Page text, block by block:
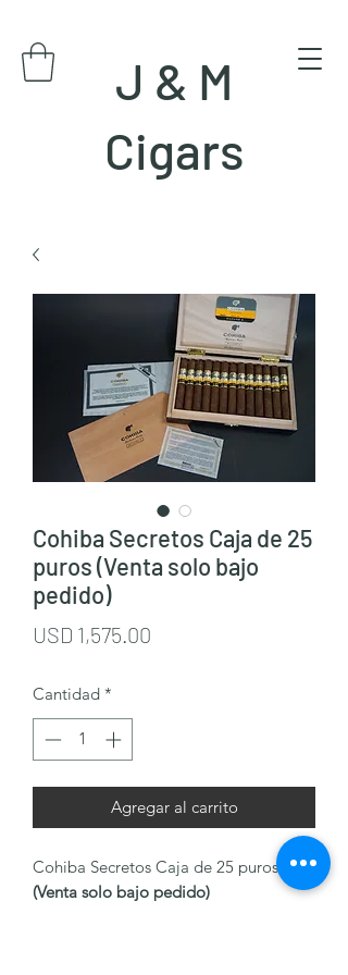
J & M
Cigars
Cohiba Secretos Caja de 25
puros (Venta solo bajo
pedido)
USD 1,575.00
Cantidad *
Agregar al carrito
Cohiba Secretos Caja de 25 puros
(Venta solo bajo pedido)